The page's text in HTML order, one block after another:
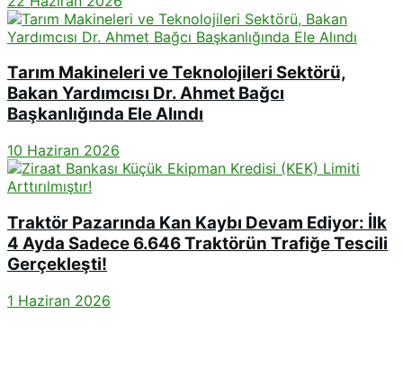
Tarım Makineleri ve Teknolojileri Sektörü,
Bakan Yardımcısı Dr. Ahmet Bağcı
Başkanlığında Ele Alındı
10 Haziran 2026
Traktör Pazarında Kan Kaybı Devam Ediyor: İlk
4 Ayda Sadece 6.646 Traktörün Trafiğe Tescili
Gerçekleşti!
1 Haziran 2026